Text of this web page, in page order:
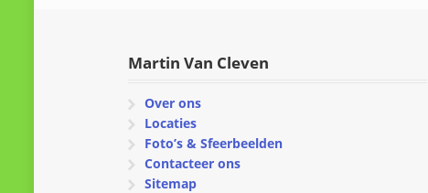
Martin Van Cleven
Over ons
Locaties
Foto’s & Sfeerbeelden
Contacteer ons
Sitemap